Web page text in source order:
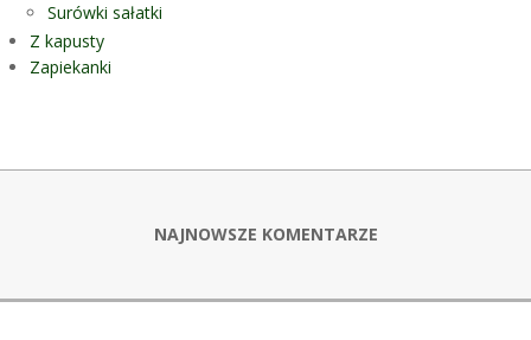
Surówki sałatki
Z kapusty
Zapiekanki
NAJNOWSZE KOMENTARZE